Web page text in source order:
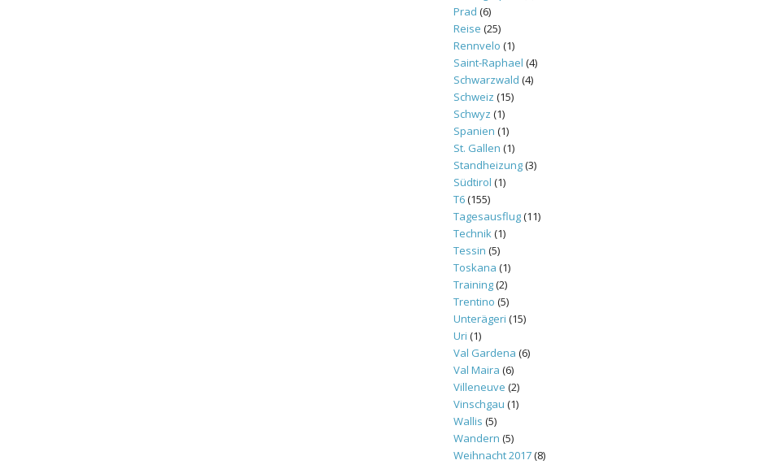
Prad (6)
Reise (25)
Rennvelo (1)
Saint-Raphael (4)
Schwarzwald (4)
Schweiz (15)
Schwyz (1)
Spanien (1)
St. Gallen (1)
Standheizung(3)
Südtirol (1)
T6(155)
Tagesausflug(11)
Technik(1)
Tessin (5)
Toskana (1)
Training(2)
Trentino (5)
Unterägeri (15)
Uri (1)
Val Gardena (6)
Val Maira (6)
Villeneuve (2)
Vinschgau (1)
Wallis (5)
Wandern (5)
Weihnacht 2017(8)